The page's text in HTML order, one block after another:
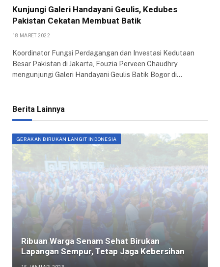
Kunjungi Galeri Handayani Geulis, Kedubes
Pakistan Cekatan Membuat Batik
18 MARET 2022
Koordinator Fungsi Perdagangan dan Investasi Kedutaan
Besar Pakistan di Jakarta, Fouzia Perveen Chaudhry
mengunjungi Galeri Handayani Geulis Batik Bogor di…
Berita Lainnya
GERAKAN BIRUKAN LANGIT INDONESIA
Ribuan Warga Senam Sehat Birukan
Lapangan Sempur, Tetap Jaga Kebersihan